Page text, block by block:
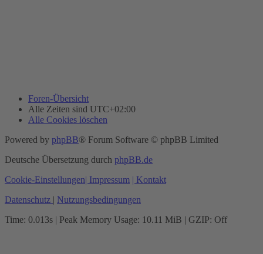
Foren-Übersicht
Alle Zeiten sind UTC+02:00
Alle Cookies löschen
Powered by phpBB® Forum Software © phpBB Limited
Deutsche Übersetzung durch phpBB.de
Cookie-Einstellungen| Impressum | Kontakt
Datenschutz | Nutzungsbedingungen
Time: 0.013s | Peak Memory Usage: 10.11 MiB | GZIP: Off